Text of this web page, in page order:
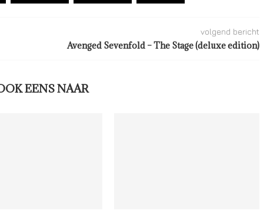
volgend bericht
Avenged Sevenfold – The Stage (deluxe edition)
EENS NAAR